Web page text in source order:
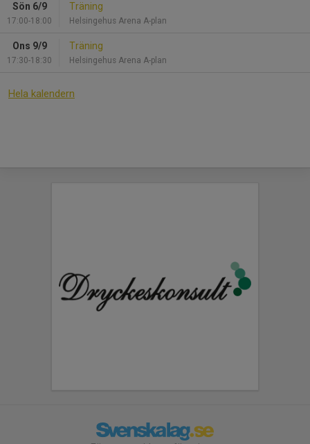
Sön 6/9
17:00-18:00
Träning
Helsingehus Arena A-plan
Ons 9/9
17:30-18:30
Träning
Helsingehus Arena A-plan
Hela kalendern